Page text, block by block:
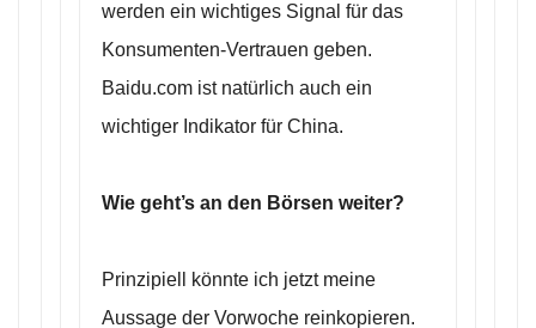
werden ein wichtiges Signal für das
Konsumenten-Vertrauen geben.
Baidu.com ist natürlich auch ein
wichtiger Indikator für China.
Wie geht’s an den Börsen weiter?
Prinzipiell könnte ich jetzt meine
Aussage der Vorwoche reinkopieren.